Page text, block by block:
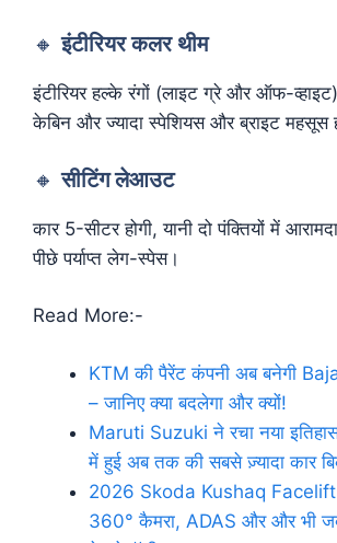
🔸इंटीरियर कलर थीम
इंटीरियर हल्के रंगों (लाइट ग्रे और ऑफ-
केबिन और ज्यादा स्पेशियस और ब्राइट महसूस
🔸सीटिंग लेआउट
कार 5-सीटर होगी, यानी दो पंक्तियों में
पीछे पर्याप्त लेग-स्पेस।
Read More:-
KTM की पैरेंट कंपनी अब बनेगी
– जानिए क्या बदलेगा और क्यों!
Maruti Suzuki ने रचा नया
में हुई अब तक की सबसे ज़्यादा कार
2026 Skoda Kushaq Facelift:
360° कैमरा, ADAS और और भी